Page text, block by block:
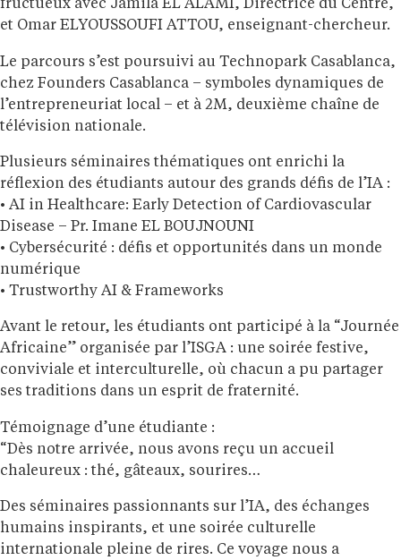
fructueux avec Jamila EL ALAMI, Directrice du Centre,
et Omar ELYOUSSOUFI ATTOU, enseignant-chercheur.
Le parcours s’est poursuivi au Technopark Casablanca,
chez Founders Casablanca – symboles dynamiques de
l’entrepreneuriat local – et à 2M, deuxième chaîne de
télévision nationale.
Plusieurs séminaires thématiques ont enrichi la
réflexion des étudiants autour des grands défis de l’IA :
• AI in Healthcare: Early Detection of Cardiovascular
Disease – Pr. Imane EL BOUJNOUNI
• Cybersécurité : défis et opportunités dans un monde
numérique
• Trustworthy AI & Frameworks
Avant le retour, les étudiants ont participé à la “Journée
Africaine” organisée par l’ISGA : une soirée festive,
conviviale et interculturelle, où chacun a pu partager
ses traditions dans un esprit de fraternité.
Témoignage d’une étudiante :
“Dès notre arrivée, nous avons reçu un accueil
chaleureux : thé, gâteaux, sourires…
Des séminaires passionnants sur l’IA, des échanges
humains inspirants, et une soirée culturelle
internationale pleine de rires. Ce voyage nous a